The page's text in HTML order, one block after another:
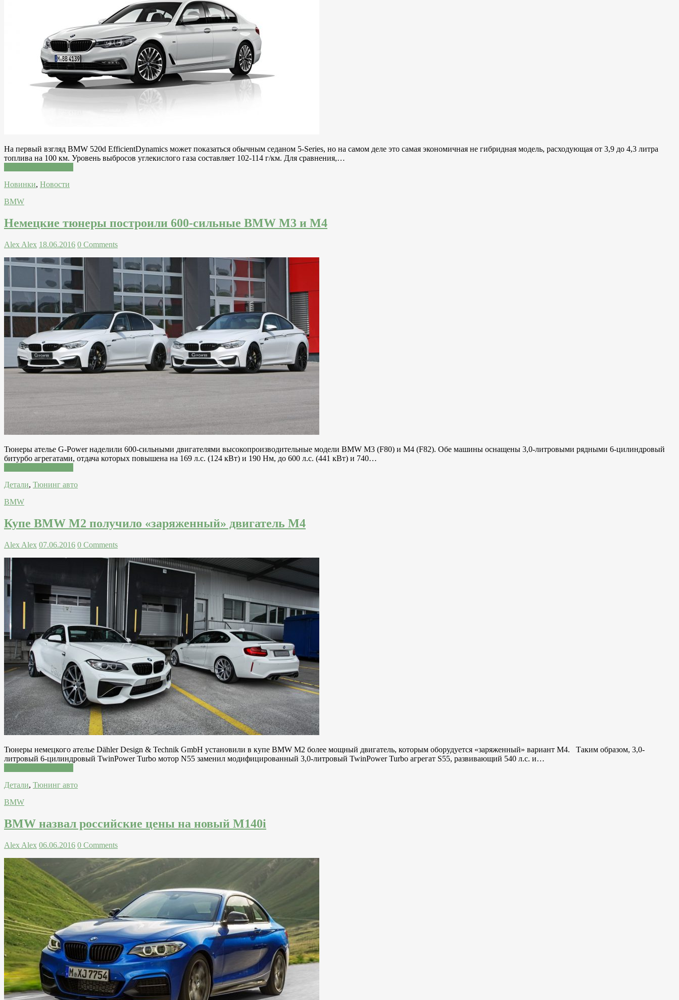
На первый взгляд BMW 520d EfficientDynamics может показаться обычным седаном 5-Series, но на самом деле это самая экономичная не гибридная модель, расходующая от 3,9 до 4,3 литра
топлива на 100 км. Уровень выбросов углекислого газа составляет 102-114 г/км. Для сравнения,…
Новинки, Новости
BMW
Немецкие тюнеры построили 600-сильные BMW M3 и M4
Alex Alex 18.06.2016 0 Comments
Тюнеры ателье G-Power наделили 600-сильными двигателями высокопроизводительные модели BMW M3 (F80) и M4 (F82). Обе машины оснащены 3,0-литровыми рядными 6-цилиндровый
битурбо агрегатами, отдача которых повышена на 169 л.с. (124 кВт) и 190 Нм, до 600 л.с. (441 кВт) и 740…
Детали, Тюнинг авто
BMW
Купе BMW M2 получило «заряженный» двигатель M4
Alex Alex 07.06.2016 0 Comments
Тюнеры немецкого ателье Dähler Design & Technik GmbH установили в купе BMW M2 более мощный двигатель, которым оборудуется «заряженный» вариант M4. Таким образом, 3,0-
литровый 6-цилиндровый TwinPower Turbo мотор N55 заменил модифицированный 3,0-литровый TwinPower Turbo агрегат S55, развивающий 540 л.с. и…
Детали, Тюнинг авто
BMW
BMW назвал российские цены на новый M140i
Alex Alex 06.06.2016 0 Comments